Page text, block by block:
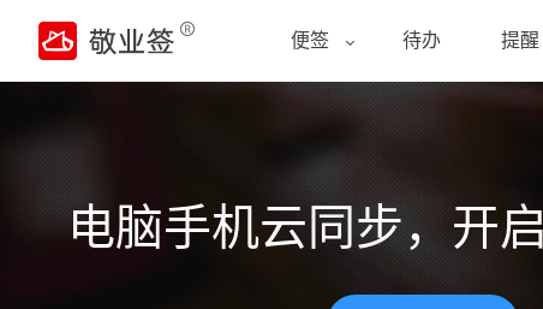
便签 待办 提醒
电脑手机云同步，开